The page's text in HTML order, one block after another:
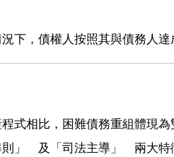
下，債權人按照其與債務人
式相比，困難債務重組體現
」 及「司法主導」 兩大特